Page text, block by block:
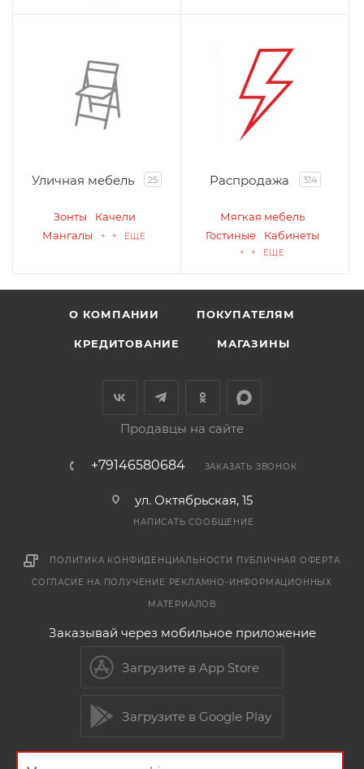
Уличная мебель 25
Зонты
Качели
Мангалы
+ + ЕЩЕ
Распродажа 314
Мягкая мебель
Гостиные
Кабинеты
+ + ЕЩЕ
О КОМПАНИИ ПОКУПАТЕЛЯМ
КРЕДИТОВАНИЕ МАГАЗИНЫ
Продавцы на сайте
+79146580684 ЗАКАЗАТЬ ЗВОНОК
ул. Октябрьская, 15
НАПИСАТЬ СООБЩЕНИЕ
ПОЛИТИКА КОНФИДЕНЦИАЛЬНОСТИ ПУБЛИЧНАЯ ОФЕРТА
СОГЛАСИЕ НА ПОЛУЧЕНИЕ РЕКЛАМНО-ИНФОРМАЦИОННЫХ
МАТЕРИАЛОВ
Заказывай через мобильное приложение
Загрузите в App Store
Загрузите в Google Play